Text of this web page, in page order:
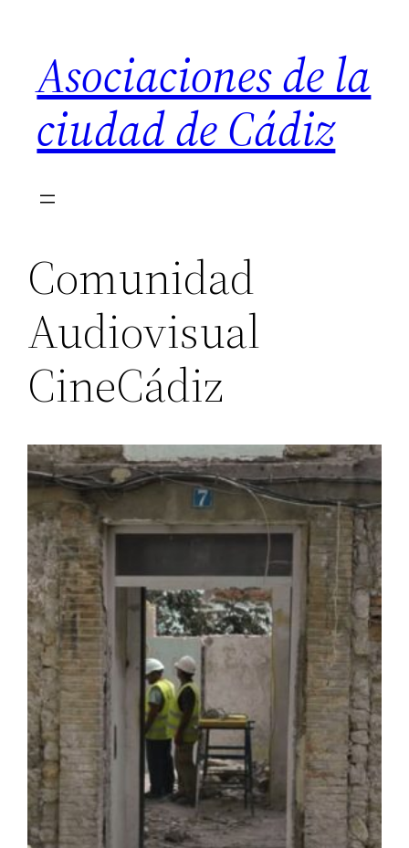
contenido
Asociaciones de la
ciudad de Cádiz
Comunidad
Audiovisual
CineCádiz